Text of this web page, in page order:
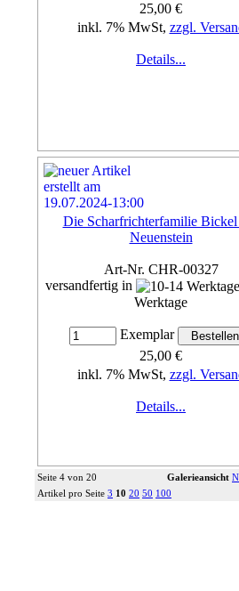
25,00 €
inkl. 7% MwSt, zzgl.
Details...
Die Scharfrichterfamilie Bickel
Neuenstein
Art-Nr. CHR-00327
versandfertig in
Werktage
Exemplar
25,00 €
inkl. 7% MwSt, zzgl.
Details...
Seite 4 von 20 Galerieansicht
Artikel pro Seite 3 10 20 50 100